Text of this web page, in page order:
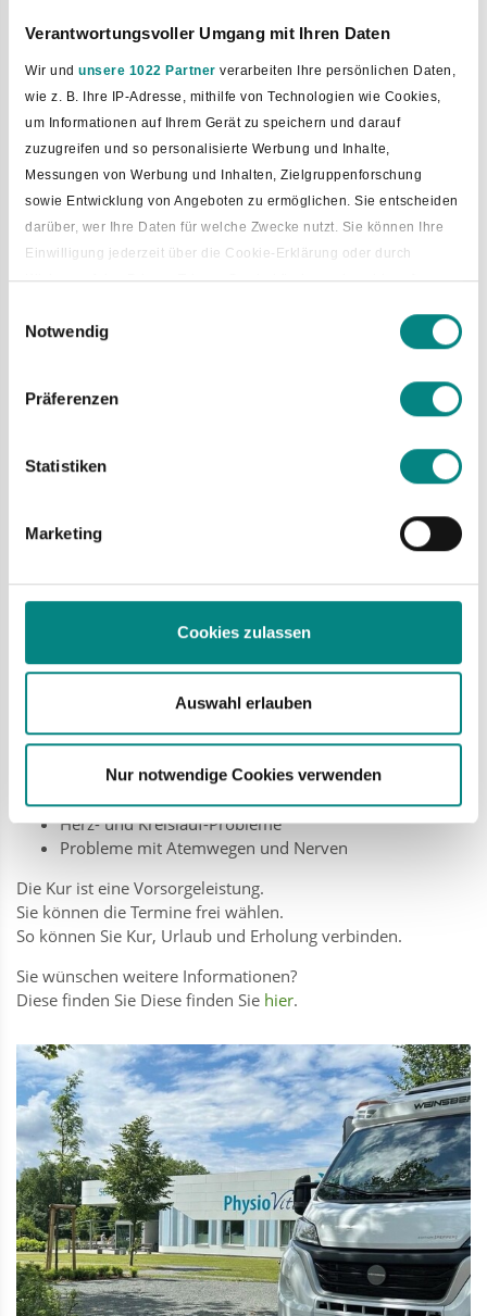
Verantwortungsvoller Umgang mit Ihren Daten
Wir und unsere 1022 Partner verarbeiten Ihre persönlichen Daten,
wie z. B. Ihre IP-Adresse, mithilfe von Technologien wie Cookies,
um Informationen auf Ihrem Gerät zu speichern und darauf
zuzugreifen und so personalisierte Werbung und Inhalte,
Messungen von Werbung und Inhalten, Zielgruppenforschung
sowie Entwicklung von Angeboten zu ermöglichen. Sie entscheiden
darüber, wer Ihre Daten für welche Zwecke nutzt. Sie können Ihre
Einwilligung jederzeit über die Cookie-Erklärung oder durch
Klicken auf das Privacy Trigger Symbol ändern oder widerrufen
Wenn Sie es erlauben, würden wir auch gerne:
Erfahren Sie mehr darüber, wie Ihre persönlichen Daten verarbeitet
Notwendig
Präferenzen
Statistiken
Marketing
Cookies zulassen
Auswahl erlauben
Nur notwendige Cookies verwenden
Stellplatzgebühr: 11,75 € pro Tag
Strom: 0,70 € pro kWh
Camping Card: 5 € Pfand
Gästebeitrag: pro Person und Nacht gemäß gültiger
Kurbeitragssatzung
Weitere Informationen finden Siehier.
Zusatzangebote im SoleVital (optional
buchbar)
Machen Sie Ihren Aufenthalt zu einem echten Gesundheits-
und Wellnessurlaub:
Soleschwimmbäder & Wasser-Kurse
Kuchen)
Ambulante Kur – Gesundheit & Urlaub
Das heißt, Sie wohnen im Wohnmobil.
Sie nutzen die gesunde Sole in Bad Laer.
Die Fachleute sind Physiotherapeuten.
Die Fachleute sind Kursleiter mit Zertifikat.
Die Kur hilft bei:
Rheuma
Probleme mit Wirbelsäule und Gelenken
Herz- und Kreislauf-Probleme
Probleme mit Atemwegen und Nerven
Die Kur ist eine Vorsorgeleistung.
Sie können die Termine frei wählen.
So können Sie Kur, Urlaub und Erholung verbinden.
Sie wünschen weitere Informationen?
Diese finden Sie Diese finden Sie hier.